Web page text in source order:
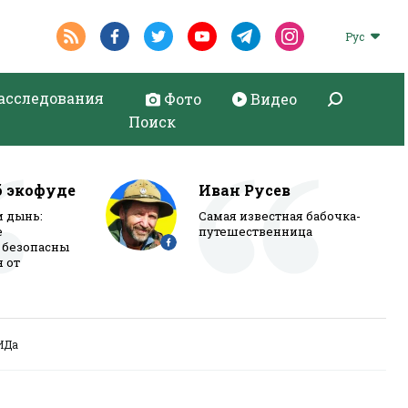
Рус
Фото
Видео
Поиск
экофуде
дынь:
от
Иван Русев
Самая известная бабочка-
путешественница